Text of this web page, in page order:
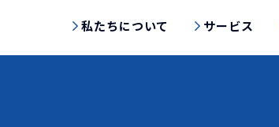
私たちについて サービス